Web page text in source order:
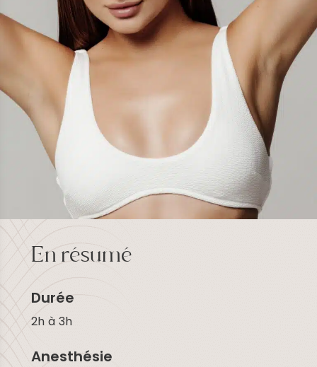
En résumé
Durée
2h à 3h
Anesthésie